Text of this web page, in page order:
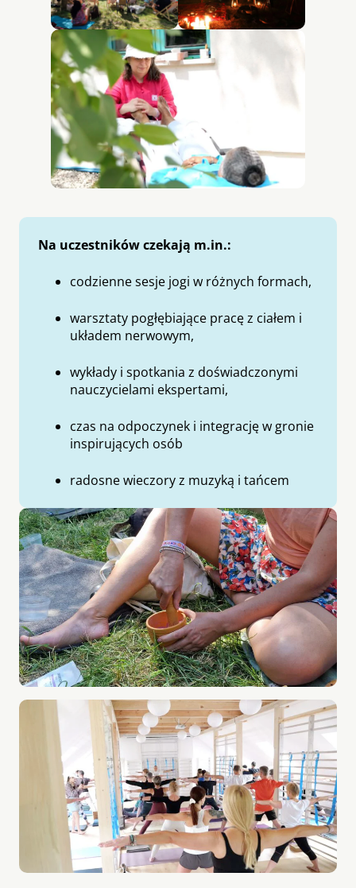
Na uczestników czekają m.in.:
codzienne sesje jogi w różnych formach,
warsztaty pogłębiające pracę z ciałem i
układem nerwowym,
wykłady i spotkania z doświadczonymi
nauczycielami ekspertami,
czas na odpoczynek i integrację w gronie
inspirujących osób
radosne wieczory z muzyką i tańcem